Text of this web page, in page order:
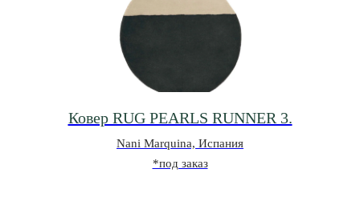
Ковер RUG PEARLS RUNNER 3.
Nani Marquina, Испания
*под заказ